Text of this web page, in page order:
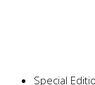
Special